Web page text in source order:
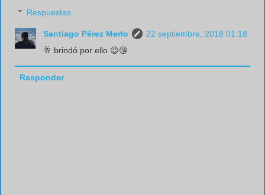
Respuestas
Santiago Pérez Merlo
22 septiembre, 2018 01:18
🥂 brindó por ello 😉😘
Responder